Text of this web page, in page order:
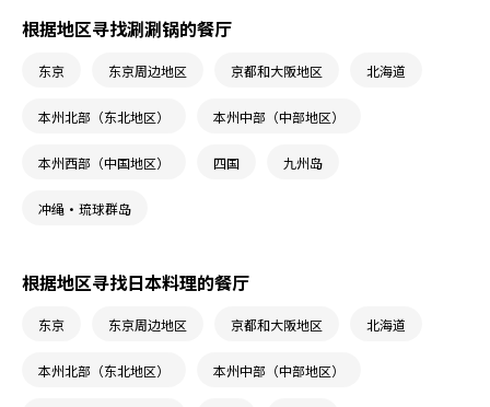
根据地区寻找涮涮锅的餐厅
东京 东京周边地区 京都和大阪地区 北海道
本州北部（东北地区） 本州中部（中部地区）
本州西部（中国地区） 四国 九州岛
冲绳・琉球群岛
根据地区寻找日本料理的餐厅
东京 东京周边地区 京都和大阪地区 北海道
本州北部（东北地区） 本州中部（中部地区）